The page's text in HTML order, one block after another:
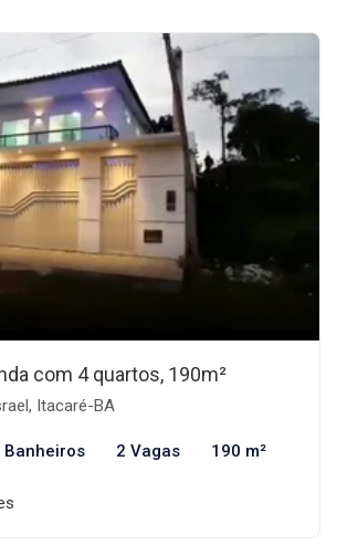
com 4 quartos, 190m²
Itacaré-BA
Banheiros 2 Vagas 190 m²